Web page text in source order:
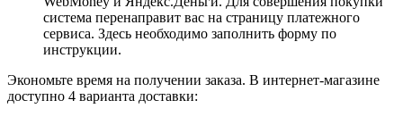
система перенаправит вас на страницу платежного
сервиса. Здесь необходимо заполнить форму по
инструкции.
Экономьте время на получении заказа. В интернет-магазине
доступно 4 варианта доставки: